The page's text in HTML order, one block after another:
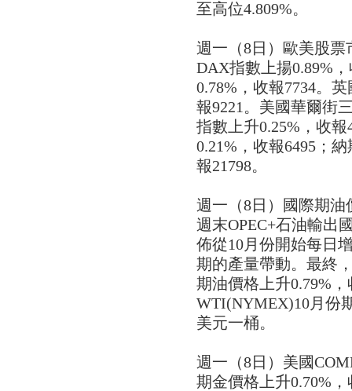
至高位4.809%。
週一（8日）歐美股
DAX指數上揚0.89%
0.78%，收報7734。
報9221。美國華爾街
指數上升0.25%，收
0.21%，收報6495；
報21798。
週一（8日）國際期
週末OPEC+石油輸出
佈從10月份開始每日
期的產量帶動。最終
期油價格上升0.79%
WTI(NYMEX)10月份
美元一桶。
週一（8日）美國
期金價格上升0.70%